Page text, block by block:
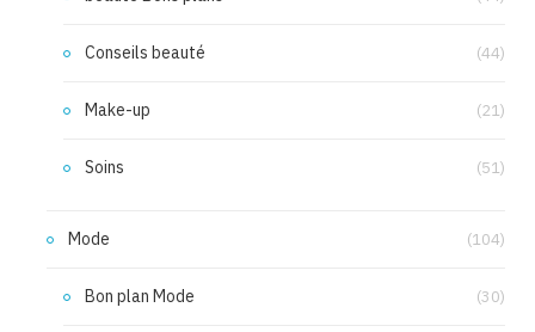
Conseils beauté (44)
Make-up (21)
Soins (51)
Mode (104)
Bon plan Mode (30)